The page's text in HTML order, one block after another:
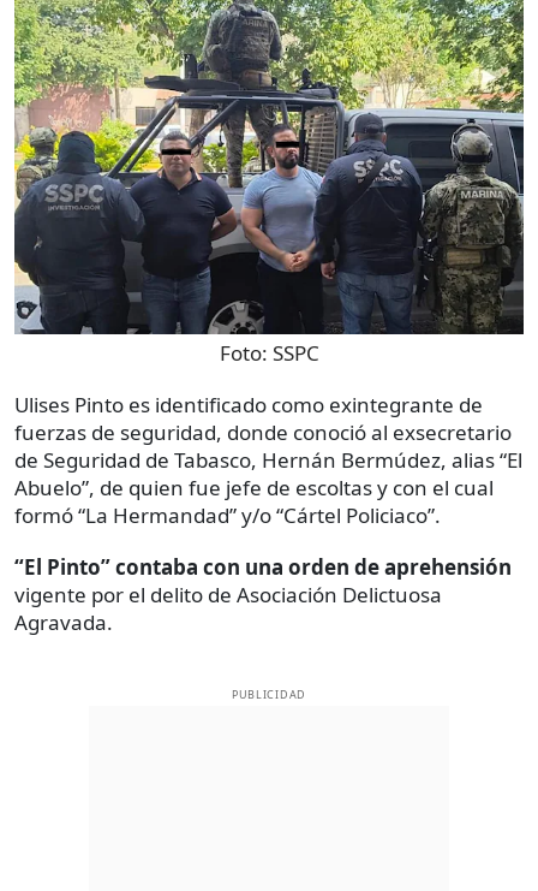
Foto: SSPC
Ulises Pinto es identificado como exintegrante de
fuerzas de seguridad, donde conoció al exsecretario
de Seguridad de Tabasco, Hernán Bermúdez, alias “El
Abuelo”, de quien fue jefe de escoltas y con el cual
formó “La Hermandad” y/o “Cártel Policiaco”.
“El Pinto” contaba con una orden de aprehensión
vigente por el delito de Asociación Delictuosa
Agravada.
PUBLICIDAD